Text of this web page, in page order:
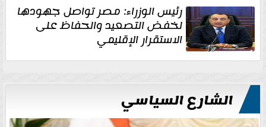
رئيس الوزراء: مصر تواصل جهودها
لخفض التصعيد والحفاظ على
الاستقرار الإقليمي
الشارع السياسي